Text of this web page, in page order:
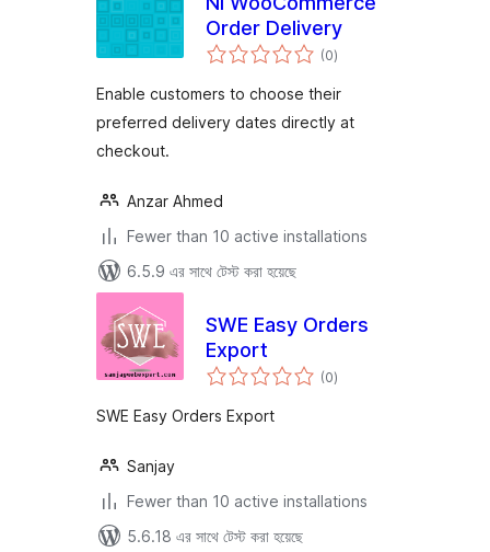
Order Delivery
(0total
ratings
)
Enable customers to choose their
preferred delivery dates directly at
checkout.
Anzar Ahmed
Fewer than 10 active installations
6.5.9 এর সাথে টেস্ট করা হয়েছে
SWE Easy Orders
Export
(0total
ratings
)
SWE Easy Orders Export
Sanjay
Fewer than 10 active installations
5.6.18 এর সাথে টেস্ট করা হয়েছে